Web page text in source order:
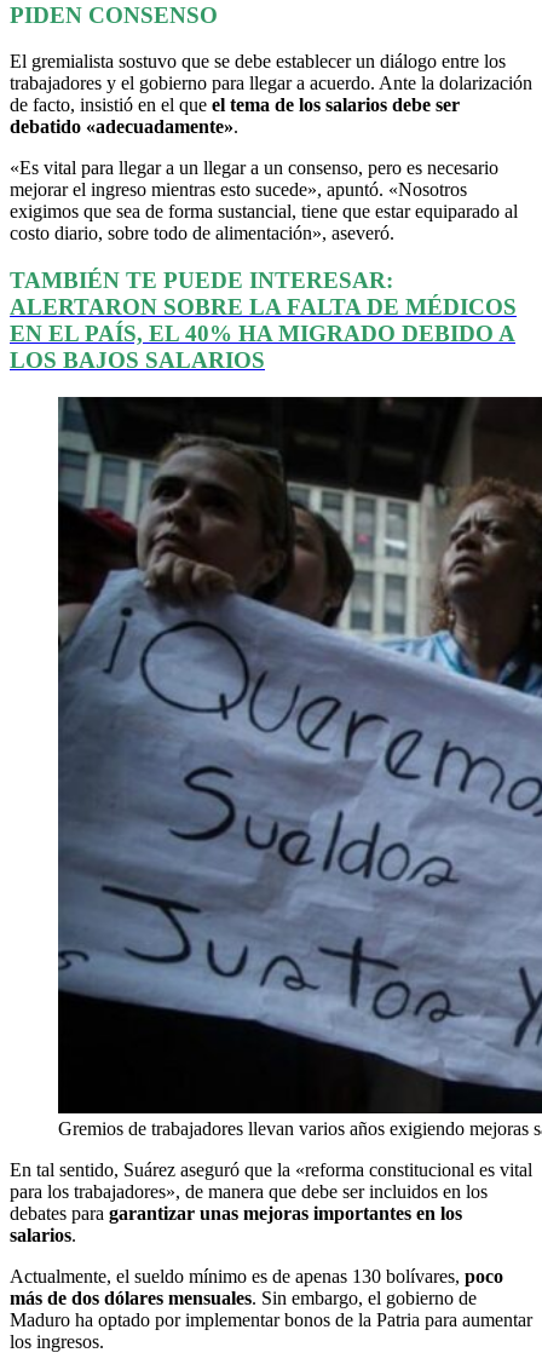
PIDEN CONSENSO
El gremialista sostuvo que se debe establecer un diálogo entre los
trabajadores y el gobierno para llegar a acuerdo. Ante la dolarización
de facto, insistió en el que el tema de los salarios debe ser
debatido «adecuadamente».
«Es vital para llegar a un llegar a un consenso, pero es necesario
mejorar el ingreso mientras esto sucede», apuntó. «Nosotros
exigimos que sea de forma sustancial, tiene que estar equiparado al
costo diario, sobre todo de alimentación», aseveró.
TAMBIÉN TE PUEDE INTERESAR:
ALERTARON SOBRE LA FALTA DE MÉDICOS
EN EL PAÍS, EL 40% HA MIGRADO DEBIDO A
LOS BAJOS SALARIOS
Gremios de trabajadores llevan varios años exigiendo mejoras
En tal sentido, Suárez aseguró que la «reforma constitucional es vital
para los trabajadores», de manera que debe ser incluidos en los
debates para garantizar unas mejoras importantes en los
salarios.
Actualmente, el sueldo mínimo es de apenas 130 bolívares, poco
más de dos dólares mensuales. Sin embargo, el gobierno de
Maduro ha optado por implementar bonos de la Patria para aumentar
los ingresos.